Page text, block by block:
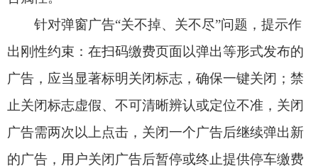
错、清理、通知等提示，虚假的播放、开始、暂
骗性方式，误导用户点击、浏览广告。
为保障消费者缴费自主权，提示明确要求，广
告不得遮挡扫码缴费页面上的缴费金额、二维码、
操作指引等关键信息，确保消费者能顺利完成缴费
操作；不得通过强制跳转、关联启动等滥用技术手